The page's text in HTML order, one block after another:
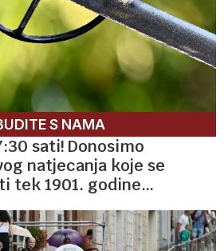
S NAMA
sati! Donosimo
natjecanja koje se
tek 1901. godine…